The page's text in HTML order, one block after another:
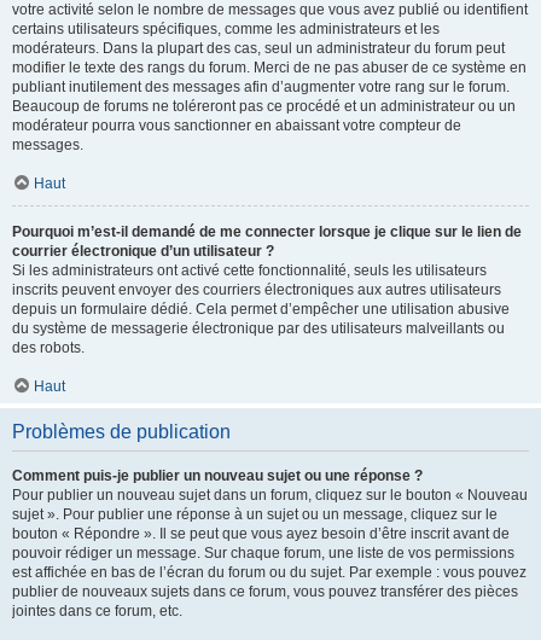
votre activité selon le nombre de messages que vous avez publié ou identifient
certains utilisateurs spécifiques, comme les administrateurs et les
modérateurs. Dans la plupart des cas, seul un administrateur du forum peut
modifier le texte des rangs du forum. Merci de ne pas abuser de ce système en
publiant inutilement des messages afin d’augmenter votre rang sur le forum.
Beaucoup de forums ne toléreront pas ce procédé et un administrateur ou un
modérateur pourra vous sanctionner en abaissant votre compteur de
messages.
Haut
Pourquoi m’est-il demandé de me connecter lorsque je clique sur le lien de
courrier électronique d’un utilisateur ?
Si les administrateurs ont activé cette fonctionnalité, seuls les utilisateurs
inscrits peuvent envoyer des courriers électroniques aux autres utilisateurs
depuis un formulaire dédié. Cela permet d’empêcher une utilisation abusive
du système de messagerie électronique par des utilisateurs malveillants ou
des robots.
Haut
Problèmes de publication
Comment puis-je publier un nouveau sujet ou une réponse ?
Pour publier un nouveau sujet dans un forum, cliquez sur le bouton « Nouveau
sujet ». Pour publier une réponse à un sujet ou un message, cliquez sur le
bouton « Répondre ». Il se peut que vous ayez besoin d’être inscrit avant de
pouvoir rédiger un message. Sur chaque forum, une liste de vos permissions
est affichée en bas de l’écran du forum ou du sujet. Par exemple : vous pouvez
publier de nouveaux sujets dans ce forum, vous pouvez transférer des pièces
jointes dans ce forum, etc.